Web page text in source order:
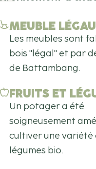
MEUBLE
Les meubles sont
bois "légal" et par
de Battambang.
FRUITS ET
Un potager a été
soigneusement
cultiver une variété
légumes bio.